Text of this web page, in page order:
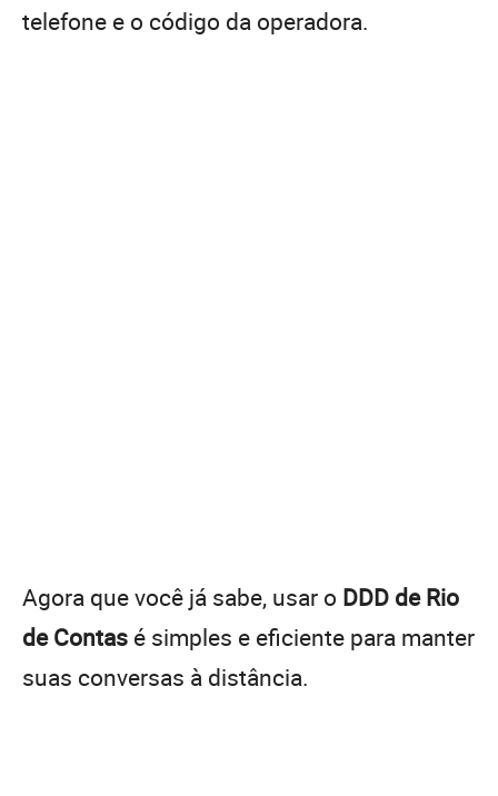
telefone e o código da operadora.
Agora que você já sabe, usar o DDD de Rio
de Contas é simples e eficiente para manter
suas conversas à distância.